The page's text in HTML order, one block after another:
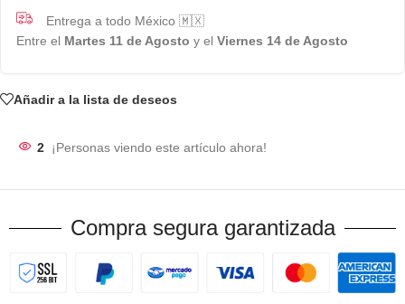
Entrega a todo México 🇲🇽
Entre el Martes 11 de Agosto y el Viernes 14 de Agosto
Añadir a la lista de deseos
2 ¡Personas viendo este artículo ahora!
Compra segura garantizada